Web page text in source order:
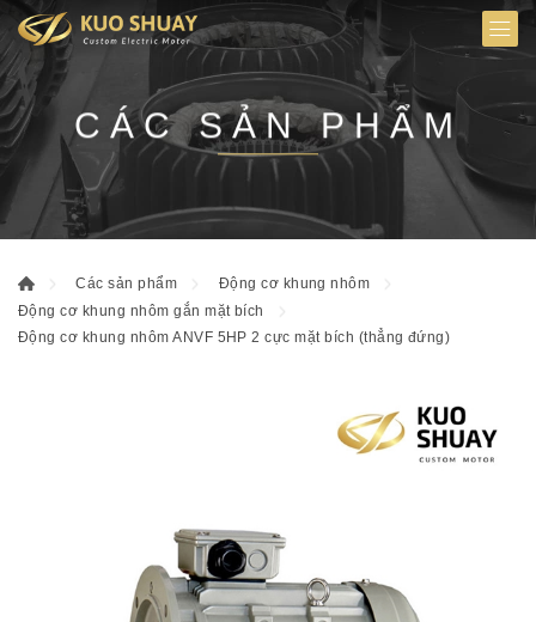
CÁC SẢN PHẨM
Các sản phẩm
Động cơ khung nhôm
Động cơ khung nhôm gắn mặt bích
Động cơ khung nhôm ANVF 5HP 2 cực mặt bích (thẳng đứng)